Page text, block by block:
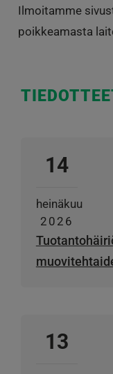
Ilmoitamme
poikkeamasta
14
heinäkuu
2026
13